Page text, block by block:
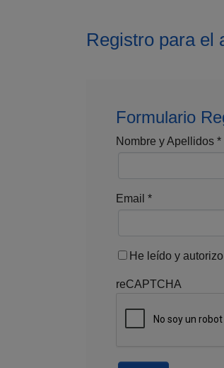
Registro para el
Formulario
Nombre y Apellidos *
Email *
He leído y
reCAPTCHA